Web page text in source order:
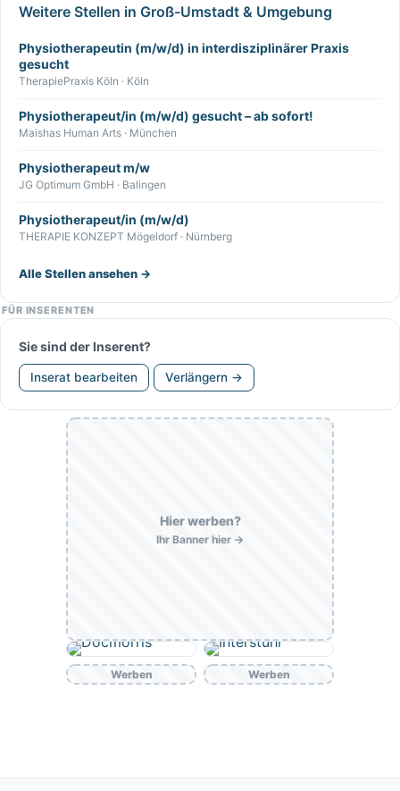
Hier werben?
Ihr Banner hier →
Werben Werben
Weitere Stellen in Groß-Umstadt & Umgebung
Physiotherapeutin (m/w/d) in interdisziplinärer Praxis
gesucht
TherapiePraxis Köln · Köln
Physiotherapeut/in (m/w/d) gesucht – ab sofort!
Maishas Human Arts · München
Physiotherapeut m/w
JG Optimum GmbH · Balingen
Physiotherapeut/in (m/w/d)
THERAPIE KONZEPT Mögeldorf · Nürnberg
Alle Stellen ansehen →
FÜR INSERENTEN
Sie sind der Inserent?
Inserat bearbeiten Verlängern →